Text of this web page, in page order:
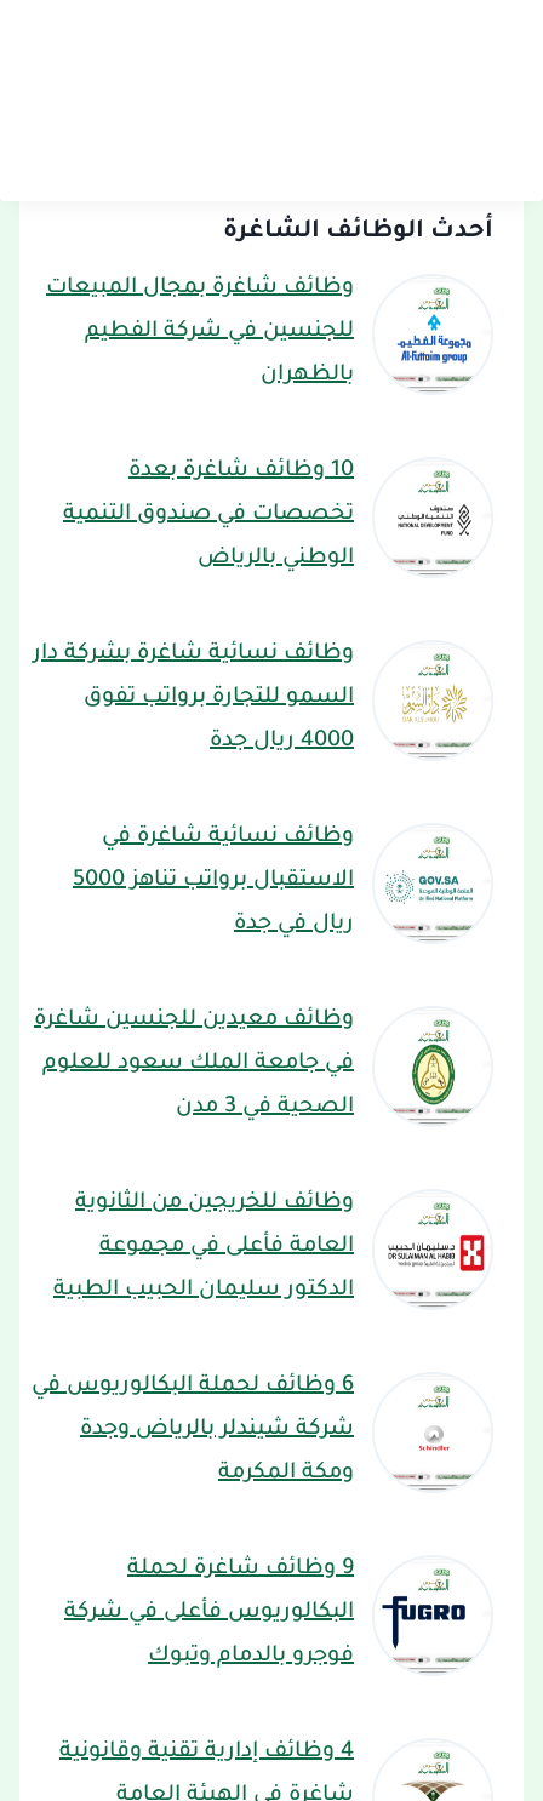
أحدث الوظائف الشاغرة
وظائف شاغرة بمجال المبيعات
للجنسين في شركة الفطيم
بالظهران
10 وظائف شاغرة بعدة
تخصصات في صندوق التنمية
الوطني بالرياض
وظائف نسائية شاغرة بشركة دار
السمو للتجارة برواتب تفوق
4000 ريال جدة
وظائف نسائية شاغرة في
الاستقبال برواتب تناهز 5000
ريال في جدة
وظائف معيدين للجنسين شاغرة
في جامعة الملك سعود للعلوم
الصحية في 3 مدن
وظائف للخريجين من الثانوية
العامة فأعلى في مجموعة
الدكتور سليمان الحبيب الطبية
6 وظائف لحملة البكالوريوس في
شركة شيندلر بالرياض وجدة
ومكة المكرمة
9 وظائف شاغرة لحملة
البكالوريوس فأعلى في شركة
فوجرو بالدمام وتبوك
4 وظائف إدارية تقنية وقانونية